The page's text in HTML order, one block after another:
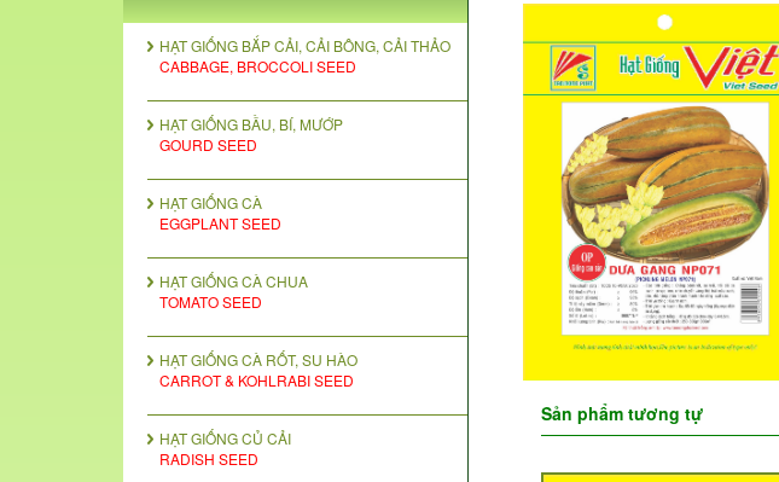
HẠT GIỐNG BẮP CẢI, CẢI BÔNG, CẢI THẢO
CABBAGE, BROCCOLI SEED
HẠT GIỐNG BẦU, BÍ, MƯỚP
GOURD SEED
HẠT GIỐNG CÀ
EGGPLANT SEED
HẠT GIỐNG CÀ CHUA
TOMATO SEED
HẠT GIỐNG CÀ RỐT, SU HÀO
CARROT & KOHLRABI SEED
HẠT GIỐNG CỦ CẢI
RADISH SEED
Sản phẩm tương tự